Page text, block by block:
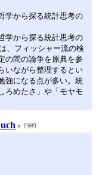
から探る統計思考の
から探る統計思考の
、フィッシャー流の検
の間の論争を原典を参
いながら整理するとい
強になる点が多い。統
ろめたさ」や「モヤモ